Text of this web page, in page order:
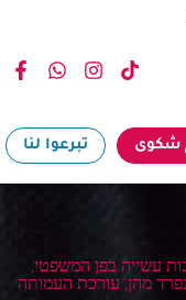
شكوى تبرعوا لنا
עשייה בפן המשפטי,
מהן, עורכת העמותה